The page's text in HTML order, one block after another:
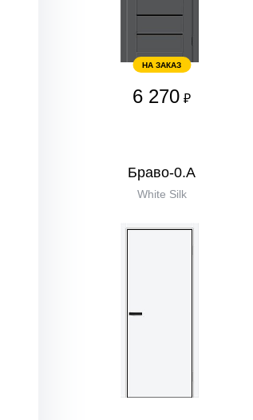
НА ЗАКАЗ
6 270 ₽
Браво-0.А
White Silk